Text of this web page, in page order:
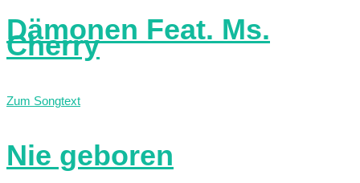
Dämonen Feat. Ms.
Cherry
Zum Songtext
Nie geboren